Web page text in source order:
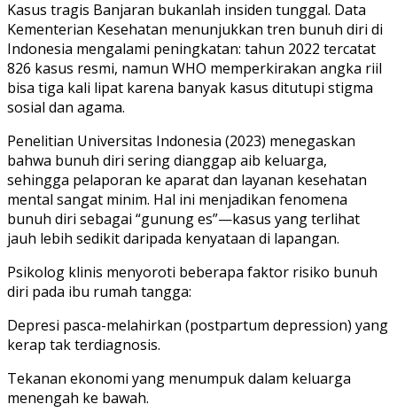
Kasus tragis Banjaran bukanlah insiden tunggal. Data
Kementerian Kesehatan menunjukkan tren bunuh diri di
Indonesia mengalami peningkatan: tahun 2022 tercatat
826 kasus resmi, namun WHO memperkirakan angka riil
bisa tiga kali lipat karena banyak kasus ditutupi stigma
sosial dan agama.
Penelitian Universitas Indonesia (2023) menegaskan
bahwa bunuh diri sering dianggap aib keluarga,
sehingga pelaporan ke aparat dan layanan kesehatan
mental sangat minim. Hal ini menjadikan fenomena
bunuh diri sebagai “gunung es”—kasus yang terlihat
jauh lebih sedikit daripada kenyataan di lapangan.
Psikolog klinis menyoroti beberapa faktor risiko bunuh
diri pada ibu rumah tangga:
Depresi pasca-melahirkan (postpartum depression) yang
kerap tak terdiagnosis.
Tekanan ekonomi yang menumpuk dalam keluarga
menengah ke bawah.